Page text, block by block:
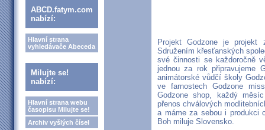
ABCD.fatym.com
nabízí:
Hlavní strana
vyhledávače Abeceda
Milujte se!
nabízí:
Hlavní strana webu
časopisu Milujte se!
Archiv vyšlých čísel
Projekt Godzone je projekt
Sdružením křesťanských
své činnosti se každoročně
jednou za rok připravujeme
animátorské vůdčí školy
ve farnostech Godzone
Godzone shop, každý
přenos chválových
a máme za sebou i produkci
Boh miluje Slovensko.